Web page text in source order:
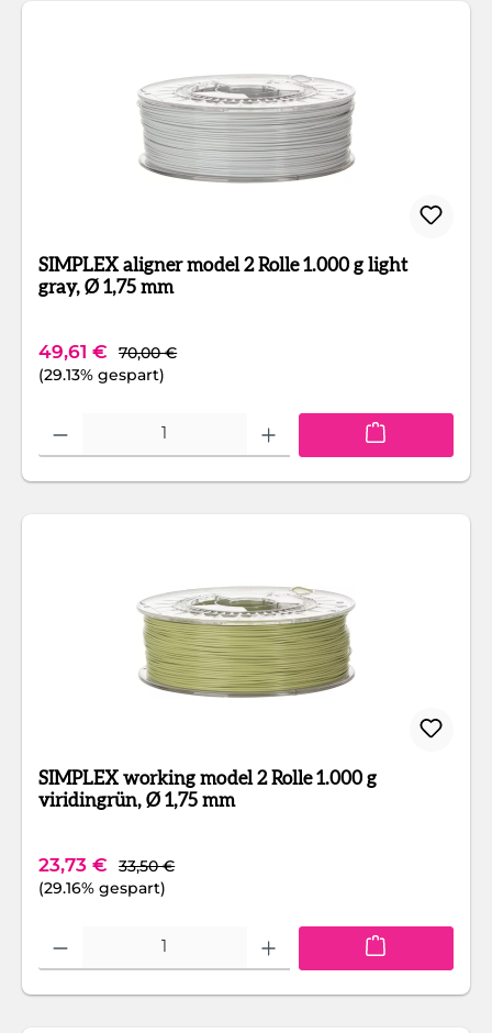
SIMPLEX aligner model 2 Rolle 1.000 g light
gray, Ø 1,75 mm
Verkaufspreis:
49,61 € Regulärer Preis:
70,00 €
(29.13% gespart)
Produkt Anzahl: Gib den gewünschten Wert ein oder benutze die
SIMPLEX working model 2 Rolle 1.000 g
viridingrün, Ø 1,75 mm
Verkaufspreis:
23,73 € Regulärer Preis:
33,50 €
(29.16% gespart)
Produkt Anzahl: Gib den gewünschten Wert ein oder benutze die